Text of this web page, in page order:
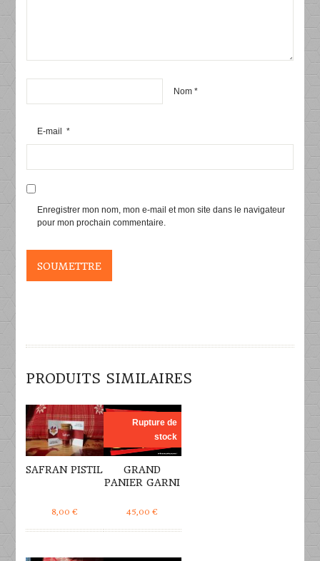
Nom *
E-mail*
Enregistrer mon nom, mon e-mail et mon site dans le navigateur
pour mon prochain commentaire.
PRODUITS SIMILAIRES
SAFRAN PISTIL
8,00 €
Rupture de
stock
GRAND
PANIER GARNI
45,00€